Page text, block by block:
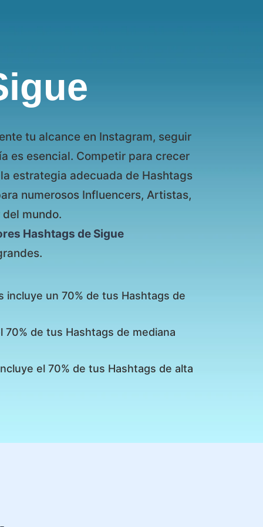
tu alcance en Instagram, seguir
es esencial. Competir para crecer
estrategia adecuada de Hashtags
numerosos Influencers, Artistas,
mundo.
Hashtags de Sigue
incluye un 70% de tus Hashtags de
de tus Hashtags de mediana
el 70% de tus Hashtags de alta